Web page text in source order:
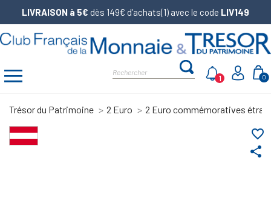
LIVRAISON à 5€ dès 149€ d’achats(1) avec le code LIV149
0
1
Trésor du Patrimoine 2 Euro 2 Euro commémoratives
share
favorite_border